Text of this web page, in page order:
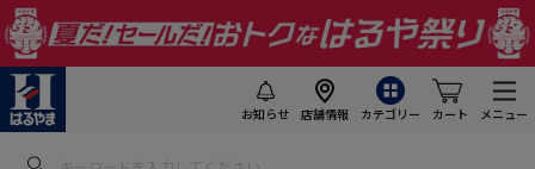
お知らせ 店舗情報 カテゴリー カート メニュー